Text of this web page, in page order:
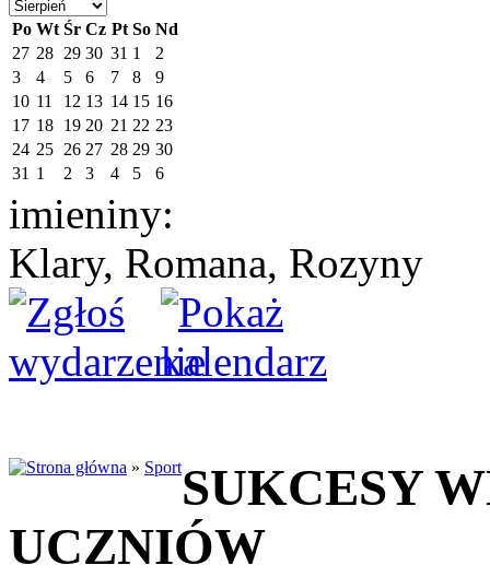
Po Wt Śr Cz Pt So Nd
27 28 29 30 31 1
2
3
4 5 6 7 8
9
10 11 12 13 14 15 16
17 18 19 20 21 22 23
24 25 26 27 28 29 30
31 1 2 3 4 5 6
imieniny:
Klary, Romana, Rozyny
» SportSUKCESY
UCZNIÓW